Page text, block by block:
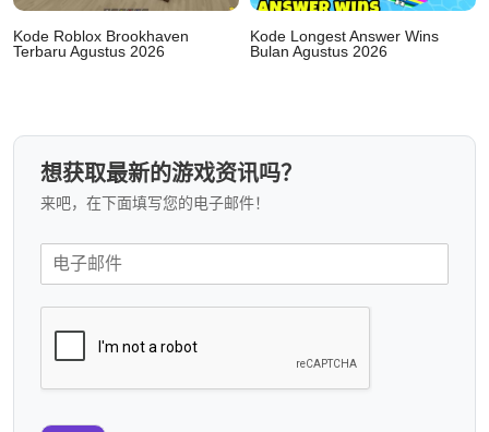
Kode Roblox Brookhaven
Terbaru Agustus 2026
Kode Longest Answer Wins
Bulan Agustus 2026
想获取最新的游戏资讯吗？
来吧，在下面填写您的电子邮件！